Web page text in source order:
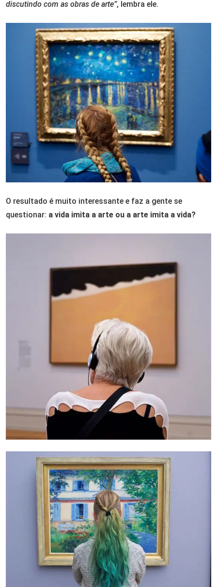
discutindo com as obras de arte”, lembra ele.
O resultado é muito interessante e faz a gente se
questionar: a vida imita a arte ou a arte imita a vida?